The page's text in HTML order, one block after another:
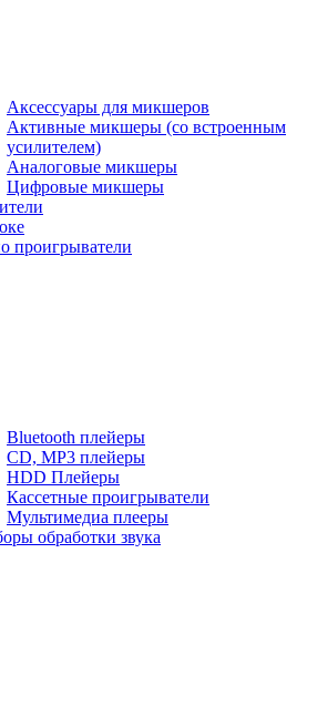
Аксессуары для микшеров
Активные микшеры (со встроенным
усилителем)
Аналоговые микшеры
Цифровые микшеры
проигрыватели
Bluetooth плейеры
CD, MP3 плейеры
HDD Плейеры
Кассетные проигрыватели
Мультимедиа плееры
обработки звука